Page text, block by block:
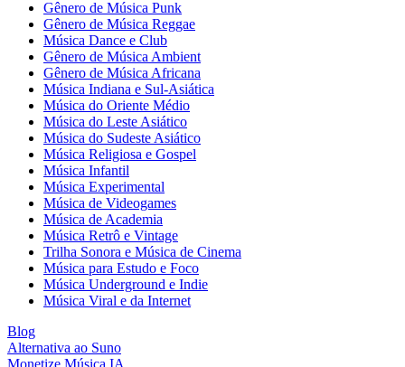
Gênero de Música Punk
Gênero de Música Reggae
Música Dance e Club
Gênero de Música Ambient
Gênero de Música Africana
Música Indiana e Sul-Asiática
Música do Oriente Médio
Música do Leste Asiático
Música do Sudeste Asiático
Música Religiosa e Gospel
Música Infantil
Música Experimental
Música de Videogames
Música de Academia
Música Retrô e Vintage
Trilha Sonora e Música de Cinema
Música para Estudo e Foco
Música Underground e Indie
Música Viral e da Internet
Blog
Alternativa ao Suno
Monetize Música IA